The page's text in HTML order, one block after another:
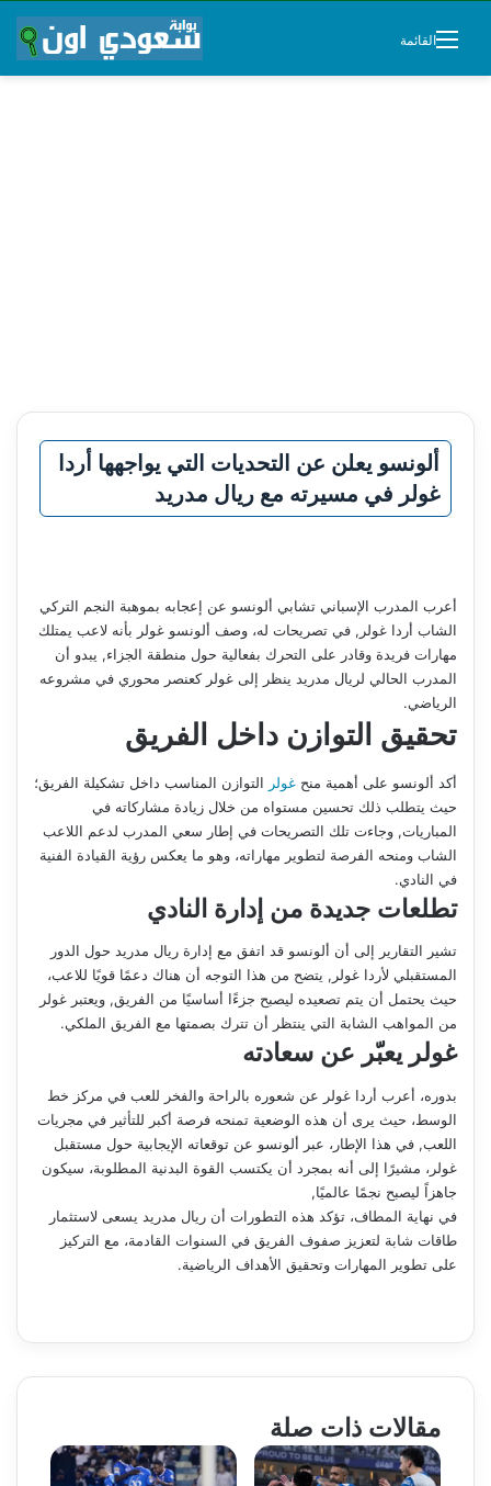
القائمة
ألونسو يعلن عن التحديات التي يواجهها أردا
غولر في مسيرته مع ريال مدريد
أعرب المدرب الإسباني تشابي ألونسو عن إعجابه بموهبة النجم التركي
الشاب أردا غولر, في تصريحات له، وصف ألونسو غولر بأنه لاعب يمتلك
مهارات فريدة وقادر على التحرك بفعالية حول منطقة الجزاء, يبدو أن
المدرب الحالي لريال مدريد ينظر إلى غولر كعنصر محوري في مشروعه
الرياضي.
تحقيق التوازن داخل الفريق
أكد ألونسو على أهمية منح غولر التوازن المناسب داخل تشكيلة الفريق؛
حيث يتطلب ذلك تحسين مستواه من خلال زيادة مشاركاته في
المباريات, وجاءت تلك التصريحات في إطار سعي المدرب لدعم اللاعب
الشاب ومنحه الفرصة لتطوير مهاراته، وهو ما يعكس رؤية القيادة الفنية
في النادي.
تطلعات جديدة من إدارة النادي
تشير التقارير إلى أن ألونسو قد اتفق مع إدارة ريال مدريد حول الدور
المستقبلي لأردا غولر, يتضح من هذا التوجه أن هناك دعمًا قويًا للاعب،
حيث يحتمل أن يتم تصعيده ليصبح جزءًا أساسيًا من الفريق, ويعتبر غولر
من المواهب الشابة التي ينتظر أن تترك بصمتها مع الفريق الملكي.
غولر يعبّر عن سعادته
بدوره، أعرب أردا غولر عن شعوره بالراحة والفخر للعب في مركز خط
الوسط، حيث يرى أن هذه الوضعية تمنحه فرصة أكبر للتأثير في مجريات
اللعب, في هذا الإطار، عبر ألونسو عن توقعاته الإيجابية حول مستقبل
غولر، مشيرًا إلى أنه بمجرد أن يكتسب القوة البدنية المطلوبة، سيكون
جاهزاً ليصبح نجمًا عالميًا,
في نهاية المطاف، تؤكد هذه التطورات أن ريال مدريد يسعى لاستثمار
طاقات شابة لتعزيز صفوف الفريق في السنوات القادمة، مع التركيز
على تطوير المهارات وتحقيق الأهداف الرياضية.
مقالات ذات صلة